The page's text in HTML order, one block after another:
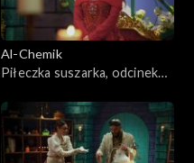
Al-Chemik
Piłeczka suszarka, odcinek